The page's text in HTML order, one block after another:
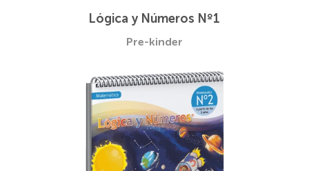
Lógica y Números Nº1
Pre-kinder